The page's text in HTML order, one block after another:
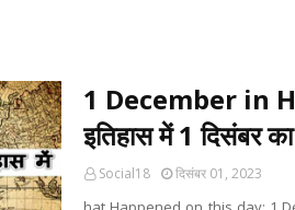
1 December in
इतिहास में 1 दिसंबर
Social18 दिसंबर 01, 2023